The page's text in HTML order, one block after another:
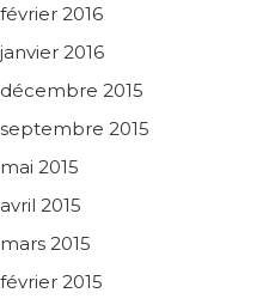
février 2016
janvier 2016
décembre 2015
septembre 2015
mai 2015
avril 2015
mars 2015
février 2015